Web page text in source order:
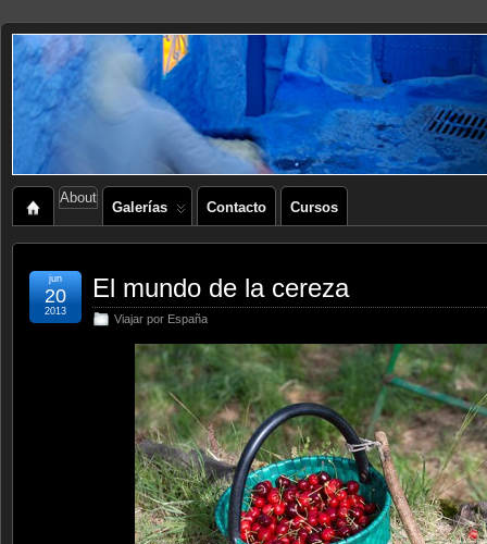
About
Galerías Contacto Cursos
El mundo de la cereza
Viajar por España
jun
20
2013